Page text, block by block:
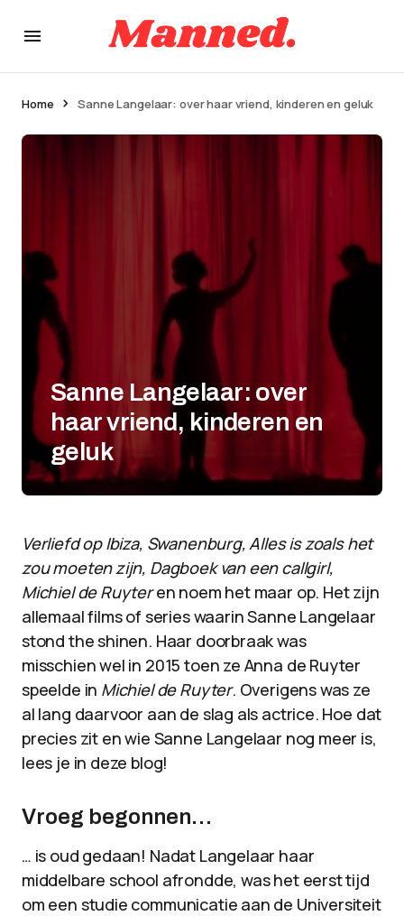
Home Sanne Langelaar: over haar vriend, kinderen en geluk
Sanne Langelaar: over
haar vriend, kinderen en
geluk
Verliefd op Ibiza, Swanenburg, Alles is zoals het
zou moeten zijn, Dagboek van een callgirl,
Michiel de Ruyteren noem het maar op. Het zijn
allemaal films of series waarin Sanne Langelaar
stond the shinen. Haar doorbraak was
misschien wel in 2015 toen ze Anna de Ruyter
speelde in Michiel de Ruyter. Overigens was ze
al lang daarvoor aan de slag als actrice. Hoe dat
precies zit en wie Sanne Langelaar nog meer is,
lees je in deze blog!
Vroeg begonnen…
… is oud gedaan! Nadat Langelaar haar
middelbare school afrondde, was het eerst tijd
om een studie communicatie aan de Universiteit